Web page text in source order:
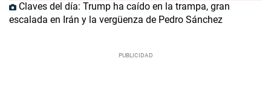
Claves del día: Trump ha caído en la trampa, gran
escalada en Irán y la vergüenza de Pedro Sánchez